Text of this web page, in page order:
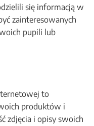
się informacją w
zainteresowanych
pupili lub
to
produktów i
zdjęcia i opisy swoich